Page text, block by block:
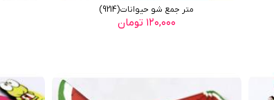
متر جمع شو حيوانات(9214)
۱۲۰,۰۰۰ تومان